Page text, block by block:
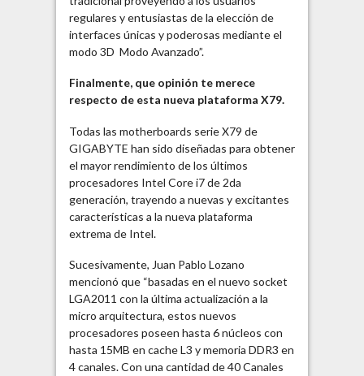
regulares y entusiastas de la elección de
interfaces únicas y poderosas mediante el
modo 3D Modo Avanzado”.
Finalmente, que opinión te merece
respecto de esta nueva plataforma X79.
Todas las motherboards serie X79 de
GIGABYTE han sido diseñadas para obtener
el mayor rendimiento de los últimos
procesadores Intel Core i7 de 2da
generación, trayendo a nuevas y excitantes
características a la nueva plataforma
extrema de Intel.
Sucesivamente, Juan Pablo Lozano
mencionó que “basadas en el nuevo socket
LGA2011 con la última actualización a la
micro arquitectura, estos nuevos
procesadores poseen hasta 6 núcleos con
hasta 15MB en cache L3 y memoria DDR3 en
4 canales. Con una cantidad de 40 Canales